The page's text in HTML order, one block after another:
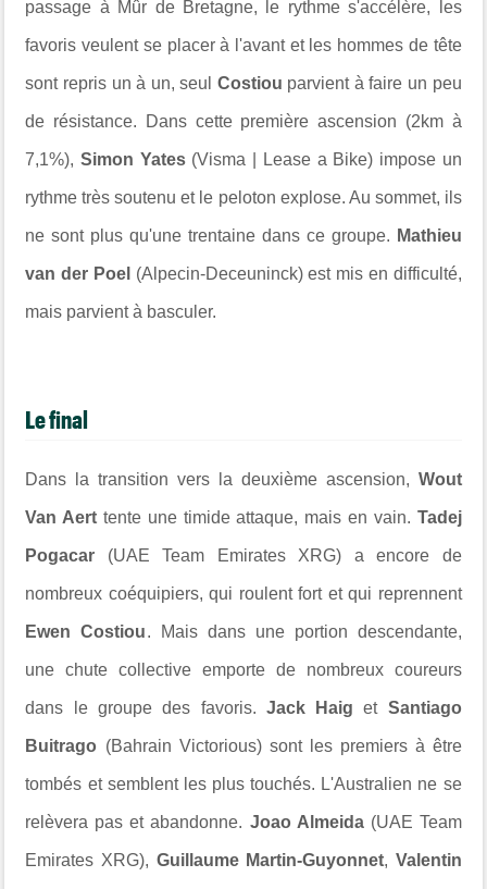
passage à Mûr de Bretagne, le rythme s'accélère, les
favoris veulent se placer à l'avant et les hommes de tête
sont repris un à un, seul Costiou parvient à faire un peu
de résistance. Dans cette première ascension (2km à
7,1%), Simon Yates(Visma | Lease a Bike) impose un
rythme très soutenu et le peloton explose. Au sommet, ils
ne sont plus qu'une trentaine dans ce groupe. Mathieu
van der Poel (Alpecin-Deceuninck) est mis en difficulté,
mais parvient à basculer.
Le final
Dans la transition vers la deuxième ascension, Wout
Van Aert tente une timide attaque, mais en vain. Tadej
Pogacar (UAE Team Emirates XRG) a encore de
nombreux coéquipiers, qui roulent fort et qui reprennent
Ewen Costiou. Mais dans une portion descendante,
une chute collective emporte de nombreux coureurs
dans le groupe des favoris. Jack Haig et Santiago
Buitrago (Bahrain Victorious) sont les premiers à être
tombés et semblent les plus touchés. L'Australien ne se
relèvera pas et abandonne. Joao Almeida(UAE Team
Emirates XRG), Guillaume Martin-Guyonnet, Valentin